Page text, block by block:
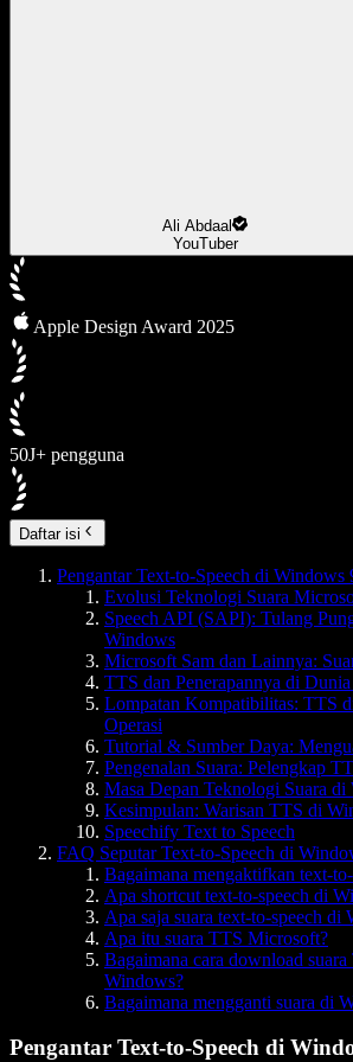
Ali Abdaal
YouTuber
Apple Design Award 2025
50J+ pengguna
Daftar isi
Pengantar Text-to-Speech di Windows
Evolusi Teknologi Suara
Speech API (SAPI): Tulang
Windows
Microsoft Sam dan Lainnya:
TTS dan Penerapannya di
Lompatan Kompatibilitas: TTS
Operasi
Tutorial & Sumber Daya:
Pengenalan Suara: Pelengkap
Masa Depan Teknologi Suara di
Kesimpulan: Warisan TTS di
Speechify Text to Speech
FAQ Seputar Text-to-Speech di
Bagaimana mengaktifkan text-
Apa shortcut text-to-speech di
Apa saja suara text-to-speech di
Apa itu suara TTS Microsoft?
Bagaimana cara download
Windows?
Bagaimana mengganti suara di
Pengantar Text-to-Speech di